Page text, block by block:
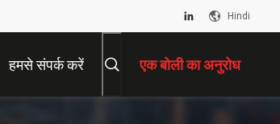
Hindi
हमसे संपर्क करें एक बोली का अनुरोध